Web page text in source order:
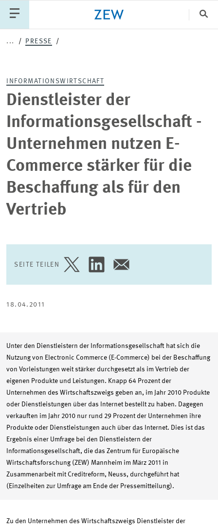
PUBLIKATIONEN PROJEKTE
VERANSTALTUNGEN
... PRESSE
Dienstleister der
Informationsgesellschaft -
Unternehmen nutzen E-
Commerce stärker für die
Beschaffung als für den
Vertrieb
INFORMATIONSWIRTSCHAFT
SEITE TEILEN
SEITE
TWITTER
SEITE
LINKEDIN
SEITE
E-
18.04.2011
Unter den Dienstleistern der Informationsgesellschaft hat sich die
Nutzung von Electronic Commerce (E-Commerce) bei der Beschaffung
von Vorleistungen weit stärker durchgesetzt als im Vertrieb der
eigenen Produkte und Leistungen. Knapp 64 Prozent der
Unternehmen des Wirtschaftszweigs geben an, im Jahr 2010 Produkte
oder Dienstleistungen über das Internet bestellt zu haben. Dagegen
verkauften im Jahr 2010 nur rund 29 Prozent der Unternehmen ihre
Produkte oder Dienstleistungen auch über das Internet. Dies ist das
Ergebnis einer Umfrage bei den Dienstleistern der
Informationsgesellschaft, die das Zentrum für Europäische
Wirtschaftsforschung (ZEW) Mannheim im März 2011 in
Zusammenarbeit mit Creditreform, Neuss, durchgeführt hat
(Einzelheiten zur Umfrage am Ende der Pressemitteilung).
Zu den Unternehmen des Wirtschaftszweigs Dienstleister der